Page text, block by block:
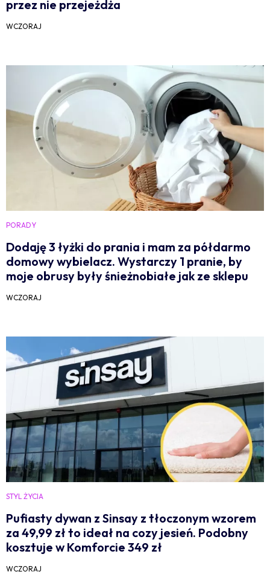
przez nie przejeżdża
WCZORAJ
PORADY
Dodaję 3 łyżki do prania i mam za półdarmo
domowy wybielacz. Wystarczy 1 pranie, by
moje obrusy były śnieżnobiałe jak ze sklepu
WCZORAJ
STYL ŻYCIA
Pufiasty dywan z Sinsay z tłoczonym wzorem
za 49,99 zł to ideał na cozy jesień. Podobny
kosztuje w Komforcie 349 zł
WCZORAJ